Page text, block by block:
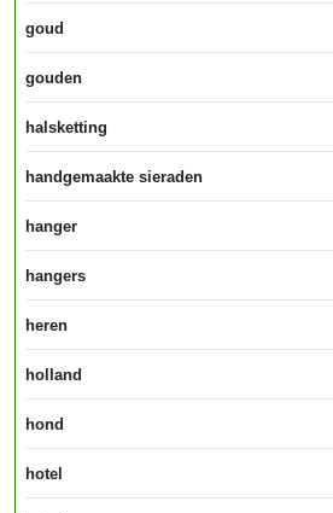
goud
gouden
halsketting
handgemaakte sieraden
hanger
hangers
heren
holland
hond
hotel